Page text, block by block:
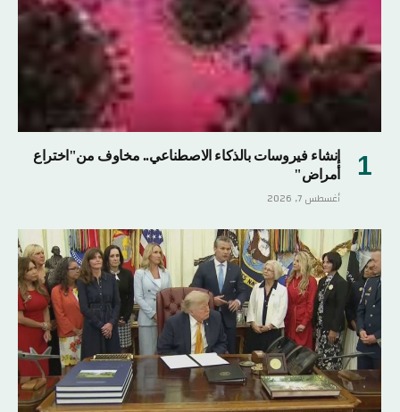
إنشاء فيروسات بالذكاء الاصطناعي.. مخاوف من"اختراع
أمراض"
أغسطس 7, 2026